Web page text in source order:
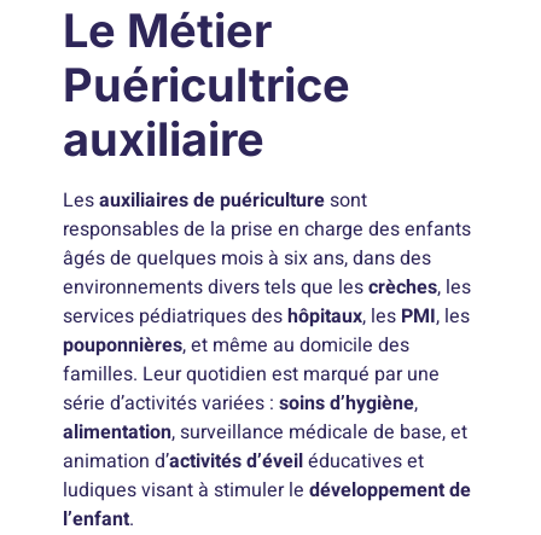
Le Métier
Puéricultrice
auxiliaire
Lesauxiliaires de puériculturesont
responsables de la prise en charge des enfants
âgés de quelques mois à six ans, dans des
environnements divers tels que lescrèches, les
services pédiatriques deshôpitaux, les PMI, les
pouponnières, et même au domicile des
familles. Leur quotidien est marqué par une
série d’activités variées :soins d’hygiène,
alimentation, surveillance médicale de base, et
animation d’activités d’éveiléducatives et
ludiques visant à stimuler ledéveloppement de
l’enfant.